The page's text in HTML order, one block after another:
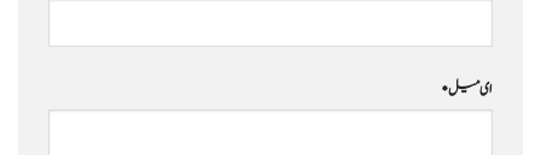
ای میل*